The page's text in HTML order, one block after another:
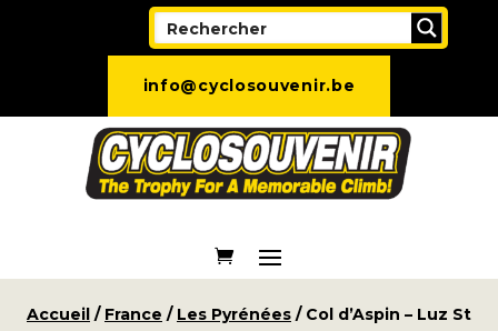
info@cyclosouvenir.be
Accueil/ France / Les Pyrénées/ Col d’Aspin – Luz St